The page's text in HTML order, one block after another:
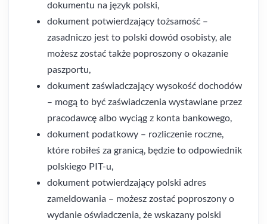
dokumentu na język polski,
dokument potwierdzający tożsamość –
zasadniczo jest to polski dowód osobisty, ale
możesz zostać także poproszony o okazanie
paszportu,
dokument zaświadczający wysokość dochodów
– mogą to być zaświadczenia wystawiane przez
pracodawcę albo wyciąg z konta bankowego,
dokument podatkowy – rozliczenie roczne,
które robiłeś za granicą, będzie to odpowiednik
polskiego PIT-u,
dokument potwierdzający polski adres
zameldowania – możesz zostać poproszony o
wydanie oświadczenia, że wskazany polski